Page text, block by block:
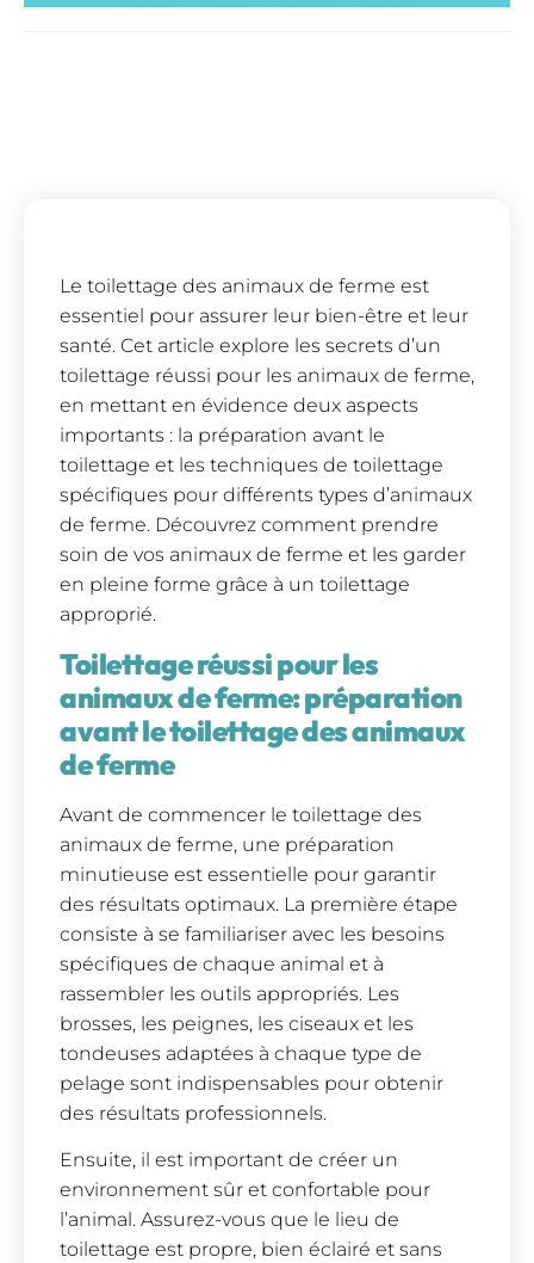
Le toilettage des animaux de ferme est
essentiel pour assurer leur bien-être et leur
santé. Cet article explore les secrets d’un
toilettage réussi pour les animaux de ferme,
en mettant en évidence deux aspects
importants : la préparation avant le
toilettage et les techniques de toilettage
spécifiques pour différents types d’animaux
de ferme. Découvrez comment prendre
soin de vos animaux de ferme et les garder
en pleine forme grâce à un toilettage
approprié.
Toilettage réussi pour les
animaux de ferme: préparation
avant le toilettage des animaux
de ferme
Avant de commencer le toilettage des
animaux de ferme, une préparation
minutieuse est essentielle pour garantir
des résultats optimaux. La première étape
consiste à se familiariser avec les besoins
spécifiques de chaque animal et à
rassembler les outils appropriés. Les
brosses, les peignes, les ciseaux et les
tondeuses adaptées à chaque type de
pelage sont indispensables pour obtenir
des résultats professionnels.
Ensuite, il est important de créer un
environnement sûr et confortable pour
l’animal. Assurez-vous que le lieu de
toilettage est propre, bien éclairé et sans